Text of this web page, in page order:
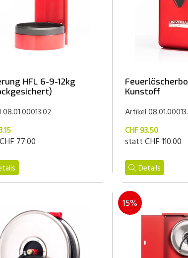
HFL 6-9-12kg
CHF 77.00
Kunstoff
Artikel
CHF 93.50
stattCHF 110.00
Details
15%